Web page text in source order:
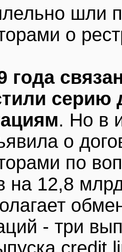
шли
о
года
серию
. Но в
о
по
на 12,8
- три